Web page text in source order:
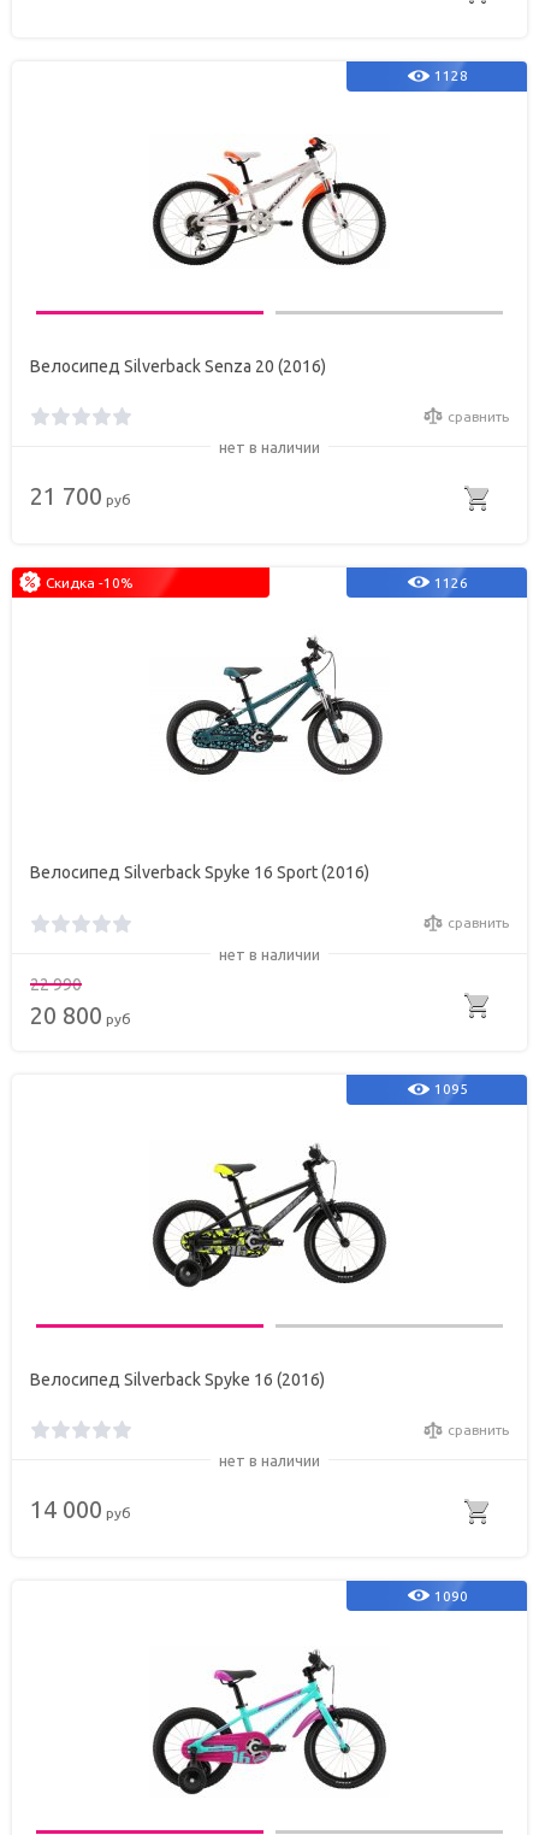
1128
Велосипед Silverback Senza 20 (2016)
сравнить
нет в наличии
21 700 руб
1126
Скидка -10%
Велосипед Silverback Spyke 16 Sport (2016)
сравнить
нет в наличии
22 990
20 800 руб
1095
Велосипед Silverback Spyke 16 (2016)
сравнить
нет в наличии
14 000 руб
1090